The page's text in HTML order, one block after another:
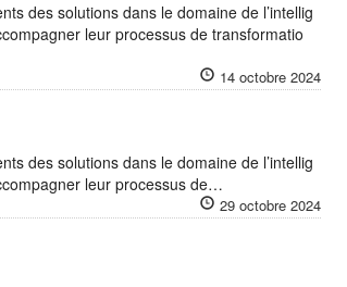
des solutions dans le domaine de l’intellig
leur processus de transformatio
14 octobre 2024
des solutions dans le domaine de l’intellig
leur processus de…
29 octobre 2024